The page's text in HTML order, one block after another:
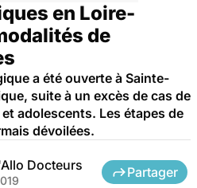
en Loire-
de
a été ouverte à Sainte-
suite à un excès de cas de
adolescents. Les étapes de
dévoilées.
Docteurs Partager